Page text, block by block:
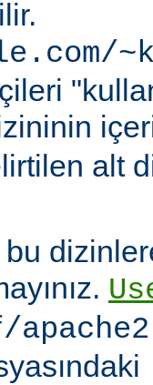
alt
bu